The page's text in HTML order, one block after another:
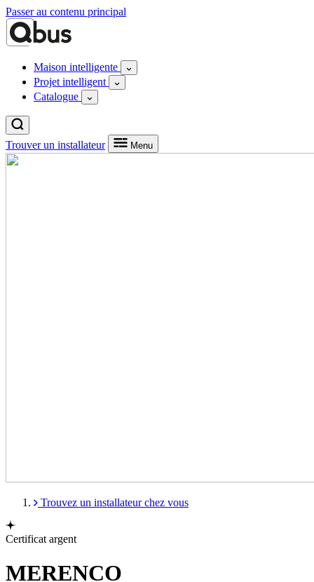
Passer au contenu principal
Maison intelligente
Projet intelligent
Catalogue
Trouver un installateur Menu
Trouvez un installateur chez vous
Certificat argent
MERENCO